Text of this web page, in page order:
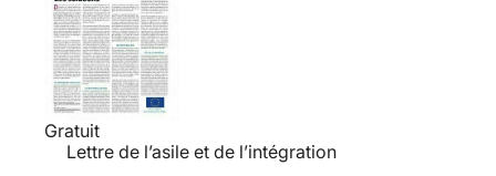
Gratuit
Lettre de l’asile et de l’intégration